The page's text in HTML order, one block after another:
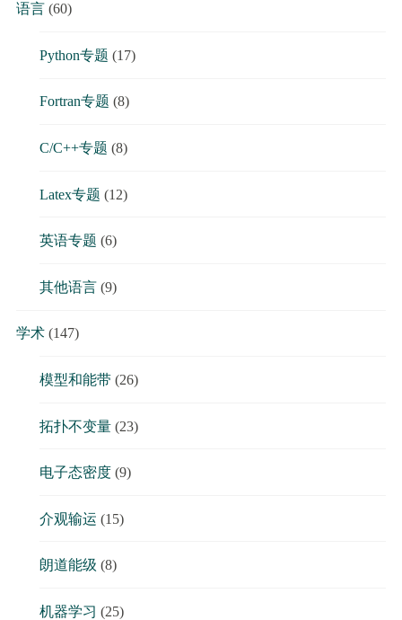
语言(60)
Python专题 (17)
Fortran专题 (8)
C/C++专题 (8)
Latex专题 (12)
英语专题 (6)
其他语言(9)
学术(147)
模型和能带(26)
拓扑不变量(23)
电子态密度(9)
介观输运 (15)
朗道能级 (8)
机器学习 (25)